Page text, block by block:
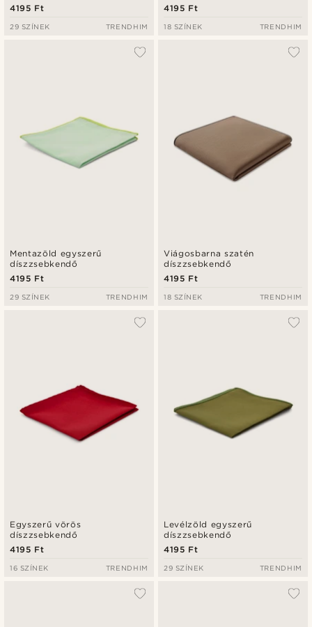
4195 Ft
29 SZÍNEK TRENDHIM
4195 Ft
18 SZÍNEK TRENDHIM
Mentazöld egyszerű
díszzsebkendő
4195 Ft
29 SZÍNEK TRENDHIM
Viágosbarna szatén
díszzsebkendő
4195 Ft
18 SZÍNEK TRENDHIM
Egyszerű vörös
díszzsebkendő
4195 Ft
16 SZÍNEK TRENDHIM
Levélzöld egyszerű
díszzsebkendő
4195 Ft
29 SZÍNEK TRENDHIM